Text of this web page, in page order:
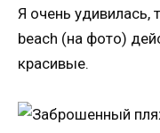
Я очень удивилась,
beach (на фото)
красивые.